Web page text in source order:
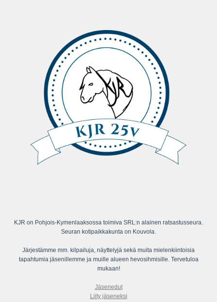
KJR on Pohjois-Kymenlaaksossa toimiva SRL:n alainen ratsastusseura.
Seuran kotipaikkakunta on Kouvola.
Järjestämme mm. kilpailuja, näyttelyjä sekä muita mielenkiintoisia
tapahtumia jäsenillemme ja muille alueen hevosihmisille. Tervetuloa
mukaan!
Jäsenedut
Liity jäseneksi